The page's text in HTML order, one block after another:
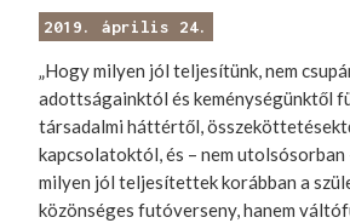
2019. április 24.
„Hogy milyen jól teljesítünk, nem
adottságainktól és keménységünktől
társadalmi háttértől,
kapcsolatoktól, és – nem
milyen jól teljesítettek korábban a
közönséges futóverseny, hanem